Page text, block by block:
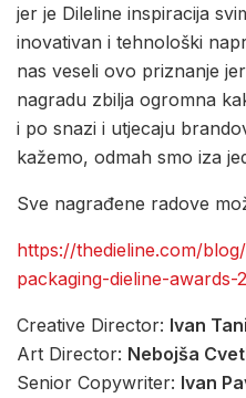
jer je Dileline inspiracija
inovativan i tehnološki
nas veseli ovo priznanje
nagradu zbilja ogromna
i po snazi i utjecaju
kažemo, odmah smo iza
Sve nagrađene radove
https://thedieline.com/
packaging-dieline-
Creative Director: Ivan
Art Director: Nebojša
Senior Copywriter: Ivan